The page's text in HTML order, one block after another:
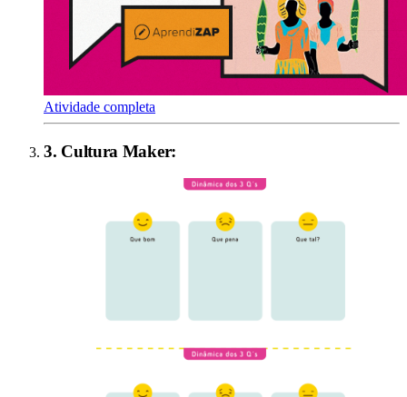
Atividade completa
3. Cultura Maker: